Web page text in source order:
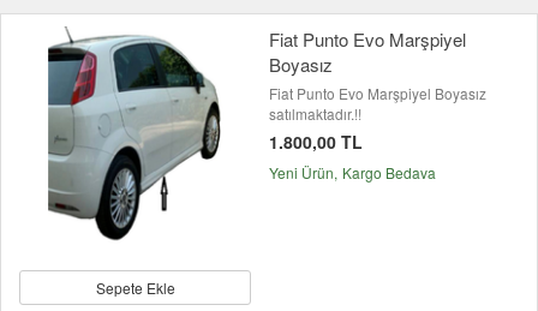
Sepete Ekle
Fiat Punto Evo Marşpiyel
Boyasız
Fiat Punto Evo Marşpiyel Boyasız
satılmaktadır.!!
1.800,00 TL
Yeni Ürün Kargo Bedava